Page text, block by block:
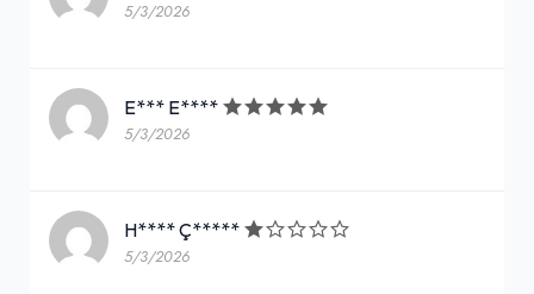
5/3/2026
E*** E****
5/3/2026
H**** Ç*****
5/3/2026